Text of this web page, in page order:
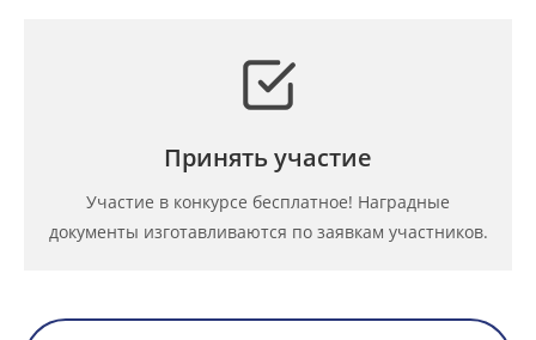
Принять участие
Участие в конкурсе бесплатное! Наградные
документы изготавливаются по заявкам участников.